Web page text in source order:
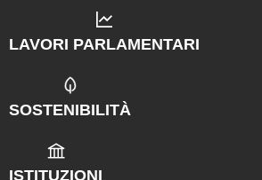
LAVORI PARLAMENTARI
SOSTENIBILITÀ
ISTITUZIONI